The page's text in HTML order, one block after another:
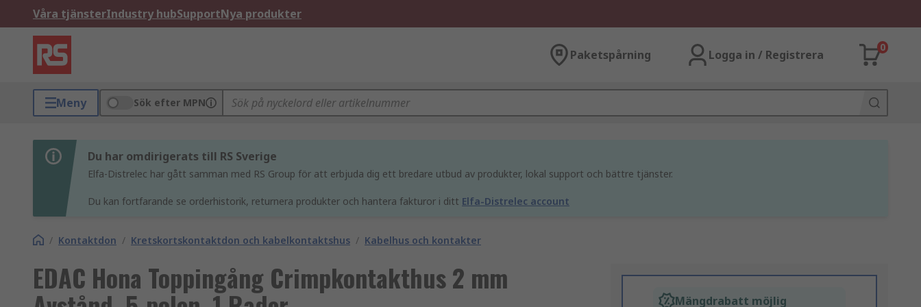
Våra tjänsterIndustry hubSupportNya produkter
Paketspårning Logga in / Registrera
0
Meny Sök efter MPN
Du har omdirigerats till RS Sverige
Elfa-Distrelec har gått samman med RS Group för att erbjuda dig ett bredare utbud av produkter, lokal support och bättre tjänster.
Du kan fortfarande se orderhistorik, returnera produkter och hantera fakturor i ditt Elfa-Distrelec account
/ Kontaktdon / Kretskortskontaktdon och kabelkontaktshus / Kabelhus och kontakter
EDAC Hona Toppingång Crimpkontakthus 2 mm
Mängdrabatt möjlig